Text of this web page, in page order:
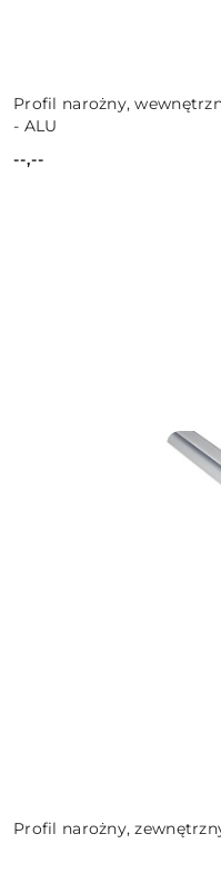
Profil narożny,
- ALU
Cena:
--,--
Profil narożny,